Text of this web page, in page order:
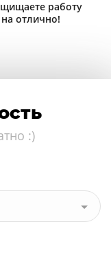
работу
на отлично!
:)